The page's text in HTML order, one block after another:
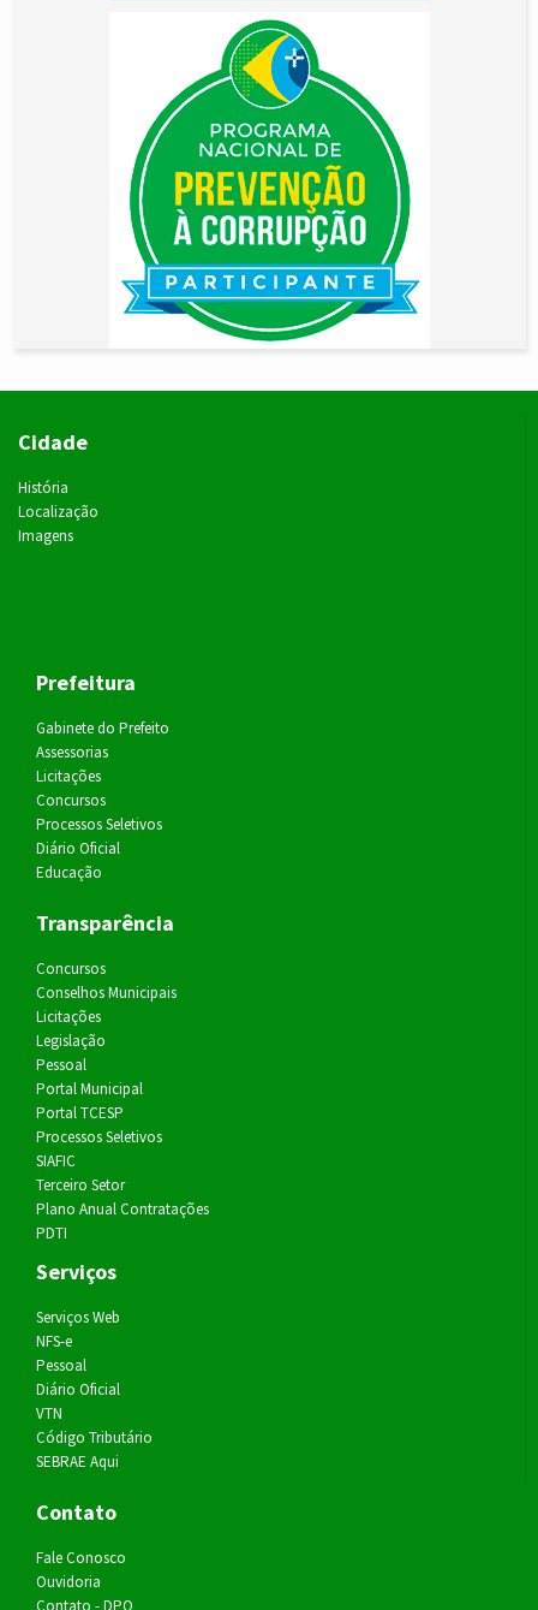
Cidade
História
Localização
Imagens
Prefeitura
Gabinete do Prefeito
Assessorias
Licitações
Concursos
Processos Seletivos
Diário Oficial
Educação
Transparência
Concursos
Conselhos Municipais
Licitações
Legislação
Pessoal
Portal Municipal
Portal TCESP
Processos Seletivos
SIAFIC
Terceiro Setor
Plano Anual Contratações
PDTI
Serviços
Serviços Web
NFS-e
Pessoal
Diário Oficial
VTN
Código Tributário
SEBRAE Aqui
Contato
Fale Conosco
Ouvidoria
Contato - DPO